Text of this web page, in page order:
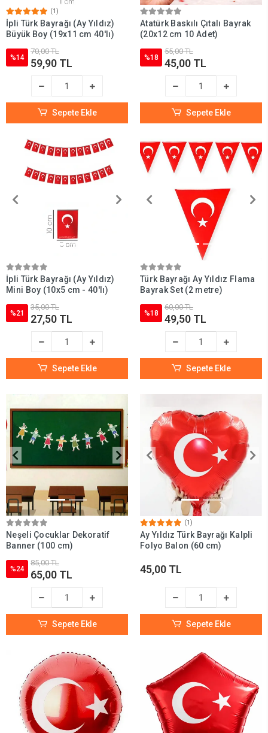
(1)
İpli Türk Bayrağı (Ay Yıldız)
Büyük Boy (19x11 cm 40'lı)
%14
70,00 TL
59,90 TL
Sepete Ekle
Atatürk Baskılı Çıtalı Bayrak
(20x12 cm 10 Adet)
%18
55,00 TL
45,00 TL
Sepete Ekle
İpli Türk Bayrağı (Ay Yıldız)
Mini Boy (10x5 cm - 40'lı)
%21
35,00 TL
27,50 TL
Sepete Ekle
Türk Bayrağı Ay Yıldız Flama
Bayrak Set (2 metre)
%18
60,00 TL
49,50 TL
Sepete Ekle
Neşeli Çocuklar Dekoratif
Banner (100 cm)
%24
85,00 TL
65,00 TL
Sepete Ekle
(1)
Ay Yıldız Türk Bayrağı Kalpli
Folyo Balon (60 cm)
45,00 TL
Sepete Ekle